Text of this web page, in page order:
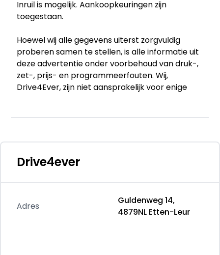
Inruil is mogelijk. Aankoopkeuringen zijn
toegestaan.
Hoewel wij alle gegevens uiterst zorgvuldig
proberen samen te stellen, is alle informatie uit
deze advertentie onder voorbehoud van druk-,
zet-, prijs- en programmeerfouten. Wij,
Drive4Ever, zijn niet aansprakelijk voor enige
Voor meer info kunt u bellen naar 0615967472
of 0615835834.
Drive4ever
Adres
Guldenweg 14,
4879NL Etten-Leur